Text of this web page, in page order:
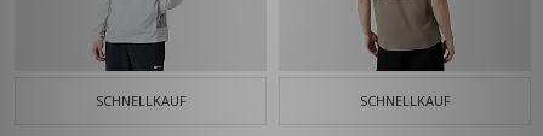
SCHNELLKAUF SCHNELLKAUF